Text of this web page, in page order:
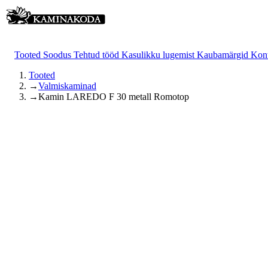
Tooted Soodus Tehtud tööd Kasulikku lugemist Kaubamärgid
Tooted
→Valmiskaminad
→Kamin LAREDO F 30 metall Romotop